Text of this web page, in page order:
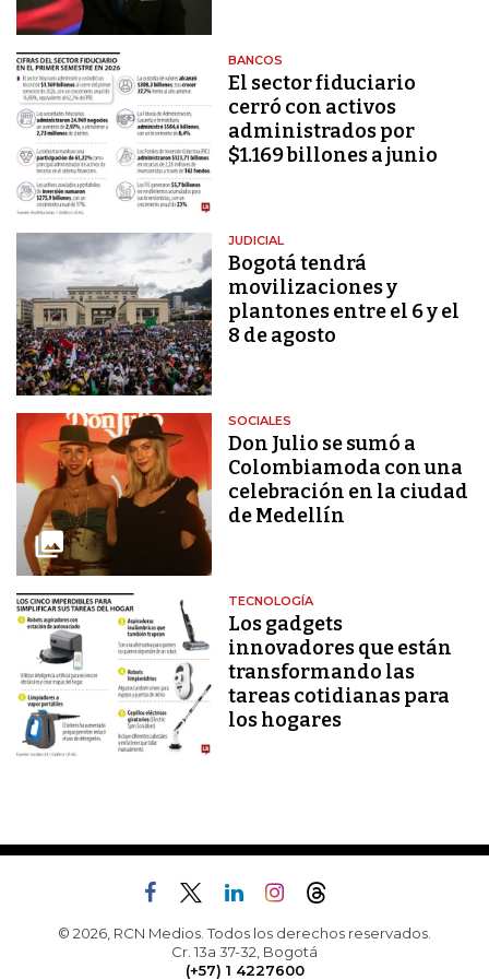
BANCOS
El sector fiduciario
cerró con activos
administrados por
$1.169 billones a junio
JUDICIAL
Bogotá tendrá
movilizaciones y
plantones entre el 6 y el
8 de agosto
SOCIALES
Don Julio se sumó a
Colombiamoda con una
celebración en la ciudad
de Medellín
TECNOLOGÍA
Los gadgets
innovadores que están
transformando las
tareas cotidianas para
los hogares
© 2026, RCN Medios. Todos los derechos reservados.
Cr. 13a 37-32, Bogotá
(+57) 1 4227600